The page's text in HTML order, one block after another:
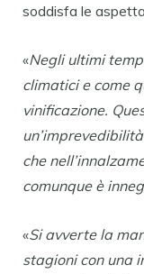
soddisfa le
«Negli ultimi
climatici e come
vinificazione.
che
comunque è
«Si avverte la
stagioni con una